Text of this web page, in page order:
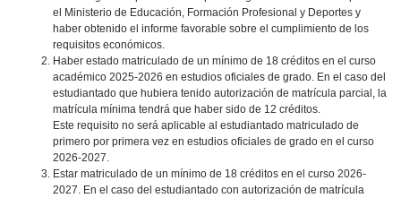
el Ministeriode Educación, Formación Profesional y Deportesy
haber obtenido el informe favorable sobre el cumplimiento de los
requisitos económicos.
Haber estado matriculado de un mínimo de 18 créditos en el curso
académico 2025-2026 en estudios oficiales de grado. En el caso del
estudiantado que hubiera tenido autorización de matrícula parcial, la
matrícula mínima tendrá que haber sido de 12 créditos.
Este requisito no será aplicable al estudiantado matriculado de
primero por primera vez en estudios oficiales de grado en el curso
2026-2027.
Estar matriculado de un mínimo de 18 créditos en el curso 2026-
2027. En el caso del estudiantado con autorización de matrícula